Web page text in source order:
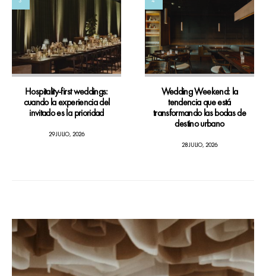
Hospitality-first weddings:
cuando la experiencia del
invitado es la prioridad
29 JULIO, 2026
Wedding Weekend: la
tendencia que está
transformando las bodas de
destino urbano
28 JULIO, 2026